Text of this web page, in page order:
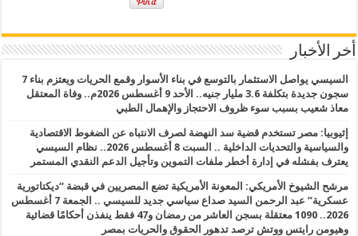
أخر الأخبار
السيسي يواصل الاستثمار بالتوسع في بناء الأسوار وقمع الحريات ويعتزم بناء 7
سجون جديدة بتكلفة 3.6 مليار جنيه.. الأحد 9 أغسطس 2026م.. وفاة المعتقل
معاذ شعيب بسبب سوء ظروف الاحتجاز والإهمال الطبي
إثيوبيا: مصر تستخدم قضية سد النهضة لصرف الانتباه عن الضغوط الاقتصادية
والسياسية والتحديات الداخلية .. السبت 8 أغسطس 2026.. نظام السيسي
يعترف بفشله في إدارة أخطر ملفات التموين وتأجيل الدعم النقدي المستمر
مرشح الشيوخ الأمريكي: المعونة الأمريكية تضع المصريين في قبضة “ديكتاتورية
عسكرية” عبد الرحمن السيد صداع سياسي جديد للسيسي .. الجمعة 7 أغسطس
2026.. 1090 معتقلة بسجن العاشر من رمضان و47 فقط ينفذن أحكامًا قضائية
وهيومن رايتس ووتش ترصد تدهور الحقوق والحريات بمصر